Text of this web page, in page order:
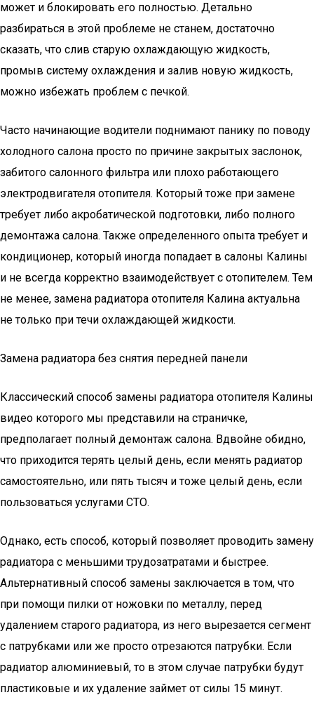
может и блокировать его полностью. Детально
разбираться в этой проблеме не станем, достаточно
сказать, что слив старую охлаждающую жидкость,
промыв систему охлаждения и залив новую жидкость,
можно избежать проблем с печкой.
Часто начинающие водители поднимают панику по поводу
холодного салона просто по причине закрытых заслонок,
забитого салонного фильтра или плохо работающего
электродвигателя отопителя. Который тоже при замене
требует либо акробатической подготовки, либо полного
демонтажа салона. Также определенного опыта требует и
кондиционер, который иногда попадает в салоны Калины
и не всегда корректно взаимодействует с отопителем. Тем
не менее, замена радиатора отопителя Калина актуальна
не только при течи охлаждающей жидкости.
Замена радиатора без снятия передней панели
Классический способ замены радиатора отопителя Калины
видео которого мы представили на страничке,
предполагает полный демонтаж салона. Вдвойне обидно,
что приходится терять целый день, если менять радиатор
самостоятельно, или пять тысяч и тоже целый день, если
пользоваться услугами СТО.
Однако, есть способ, который позволяет проводить замену
радиатора с меньшими трудозатратами и быстрее.
Альтернативный способ замены заключается в том, что
при помощи пилки от ножовки по металлу, перед
удалением старого радиатора, из него вырезается сегмент
с патрубками или же просто отрезаются патрубки. Если
радиатор алюминиевый, то в этом случае патрубки будут
пластиковые и их удаление займет от силы 15 минут.